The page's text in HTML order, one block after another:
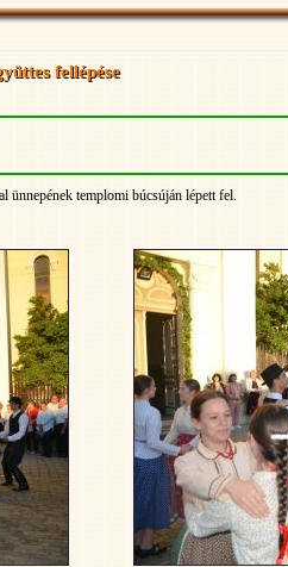
fellépése
ünnepének templomi búcsúján lépett fel.